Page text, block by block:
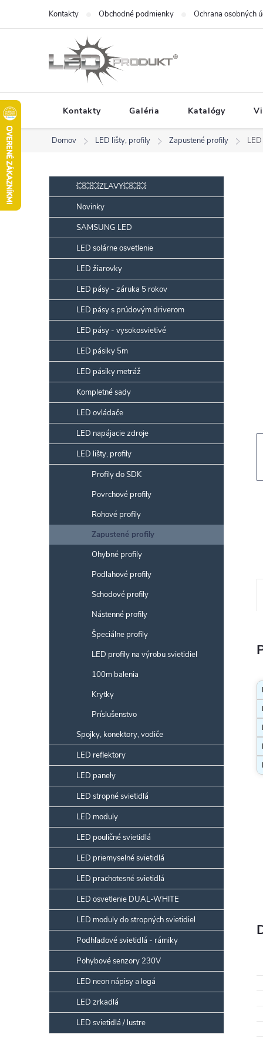
obsah
Kontakty Obchodné podmienky Ochrana osobných
Kontakty Galéria Katalógy
Domov LED lišty, profily Zapustené profily
o
č
n
a
n
e
Preskočiť
kategórie💥💥💥ZĽAVY💥💥💥
Novinky
SAMSUNG LED
LED solárne osvetlenie
LED žiarovky
LED pásy - záruka 5 rokov
LED pásy s prúdovým driverom
LED pásy - vysokosvietivé
LED pásiky 5m
LED pásiky metráž
Kompletné sady
LED ovládače
LED napájacie zdroje
LED lišty, profily
Profily do SDK
Povrchové profily
Rohové profily
Zapustené profily
Ohybné profily
Podlahové profily
Schodové profily
Nástenné profily
Špeciálne profily
LED profily na výrobu svietidiel
100m balenia
Krytky
Príslušenstvo
Spojky, konektory, vodiče
LED reflektory
LED panely
LED stropné svietidlá
LED moduly
LED pouličné svietidlá
LED priemyselné svietidlá
LED prachotesné svietidlá
LED osvetlenie DUAL-WHITE
LED moduly do stropných svietidiel
Podhľadové svietidlá - rámiky
Pohybové senzory 230V
LED neon nápisy a logá
LED zrkadlá
LED svietidlá / lustre